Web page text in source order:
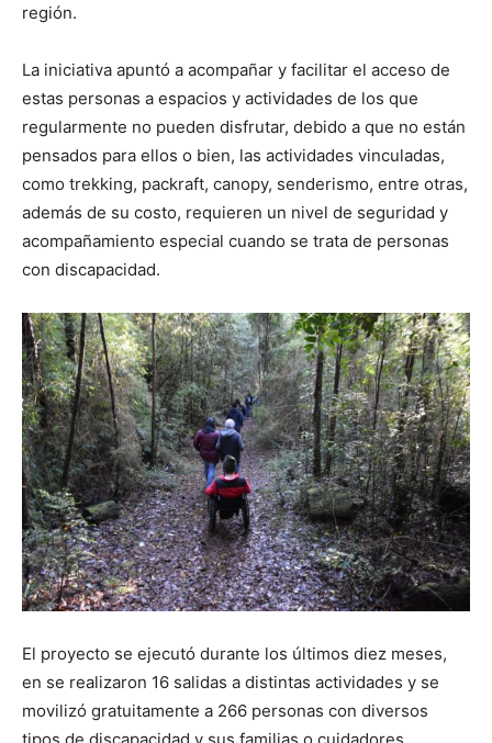
región.
La iniciativa apuntó a acompañar y facilitar el acceso de
estas personas a espacios y actividades de los que
regularmente no pueden disfrutar, debido a que no están
pensados para ellos o bien, las actividades vinculadas,
como trekking, packraft, canopy, senderismo, entre otras,
además de su costo, requieren un nivel de seguridad y
acompañamiento especial cuando se trata de personas
con discapacidad.
El proyecto se ejecutó durante los últimos diez meses,
en se realizaron 16 salidas a distintas actividades y se
movilizó gratuitamente a 266 personas con diversos
tipos de discapacidad y sus familias o cuidadores.